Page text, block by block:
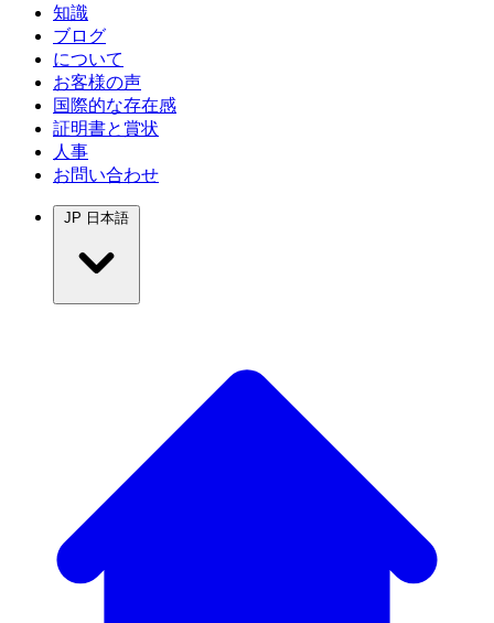
知識
ブログ
について
お客様の声
国際的な存在感
証明書と賞状
人事
お問い合わせ
JP 日本語